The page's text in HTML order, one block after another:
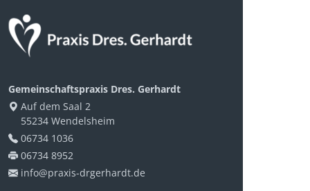
Gemeinschaftspraxis Dres. Gerhardt
Auf dem Saal 2
55234 Wendelsheim
06734 1036
06734 8952
info@praxis-drgerhardt.de